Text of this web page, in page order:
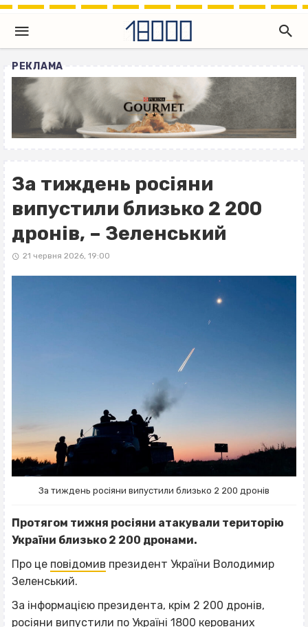
РЕКЛАМА
За тиждень росіяни
випустили близько 2 200
дронів, – Зеленський
21 червня 2026, 19:00
За тиждень росіяни випустили близько 2 200 дронів
Протягом тижня росіяни атакували територію
України близько 2 200 дронами.
Про це повідомив президент України Володимир
Зеленський.
За інформацією президента, крім 2 200 дронів,
росіяни випустили по Україні 1800 керованих